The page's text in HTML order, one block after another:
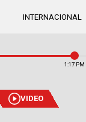
INTERNACIONAL
1:17 PM
VIDEO